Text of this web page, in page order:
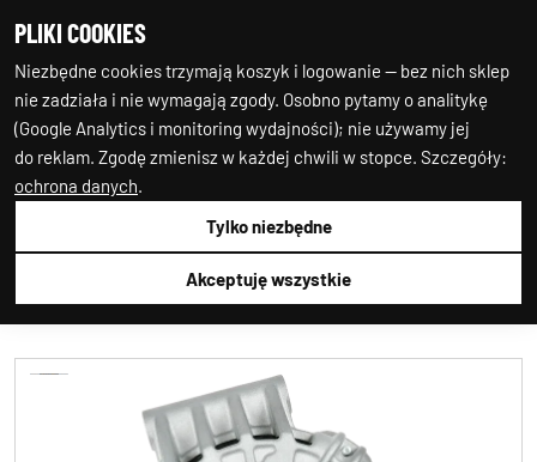
PLIKI COOKIES
Niezbędne cookies trzymają koszyk i logowanie — bez nich sklep
nie zadziała i nie wymagają zgody. Osobno pytamy o analitykę
(Google Analytics i monitoring wydajności); nie używamy jej
do reklam. Zgodę zmienisz w każdej chwili w stopce. Szczegóły:
ochrona danych.
Tylko niezbędne
Akceptuję wszystkie
1.ALTERNATOR
AS-PL
A0693S